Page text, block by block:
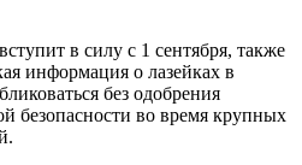
в силу с 1 сентября, также
информация о лазейках в
без одобрения
безопасности во время крупных